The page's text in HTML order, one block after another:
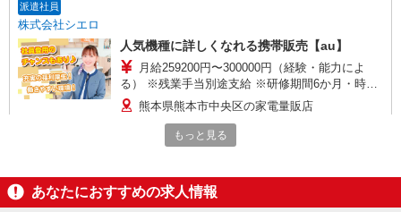
派遣社員
株式会社シエロ
人気機種に詳しくなれる携帯販売【au】
月給259200円〜300000円（経験・能力によ
る） ※残業手当別途支給 ※研修期間6か月・時給
1500円〜 ★交通費別途支給（規定あり） ゜
+゜・。○。・゜+゜・。○。・゜+゜ 入社祝い金10
万円支給(規定有) お友達を紹介頂くと, インセンテ
ィブ支給(規定有) ゜・。○。・゜+゜・。○。・゜
熊本県熊本市中央区の家電量販店
派遣社員
株式会社シエロ
もっと見る
あなたにおすすめの求人情報